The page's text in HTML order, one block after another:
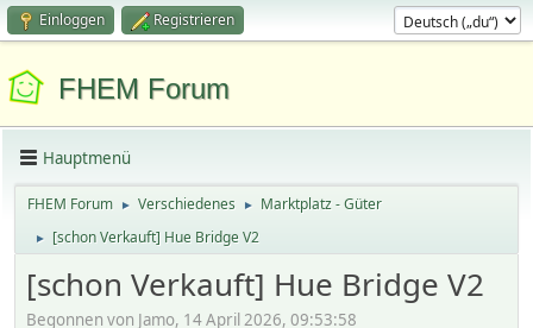
Einloggen Registrieren
FHEM Forum
Hauptmenü
FHEM Forum ► Verschiedenes ► Marktplatz - Güter
► [schon Verkauft] Hue Bridge V2
[schon Verkauft] Hue Bridge V2
Begonnen von Jamo, 14 April 2026, 09:53:58